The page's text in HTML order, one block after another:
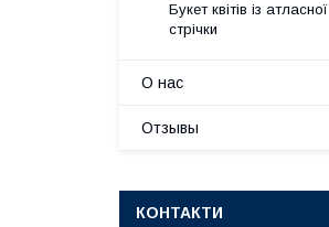
Букет квітів із атласної
стрічки
О нас
Отзывы
КОНТАКТИ